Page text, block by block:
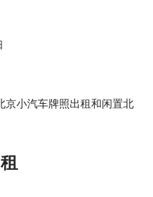
京小汽车牌照出租和闲置北